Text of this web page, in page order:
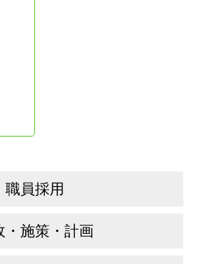
職員採用
・施策・計画